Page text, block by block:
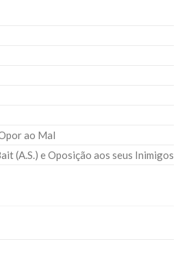
ao Mal
(A.S.) e Oposição aos seus Inimigos